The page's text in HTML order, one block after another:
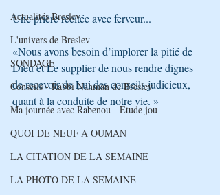
Actualités Breslev
L'univers de Breslev
SONDAGE
Conseils - Rabbi Nahman de Breslev
Ma journée avec Rabenou - Etude jou
QUOI DE NEUF A OUMAN
LA CITATION DE LA SEMAINE
LA PHOTO DE LA SEMAINE
Une prière récitée avec ferveur...
«Nous avons besoin d’implorer la pitié de
Dieu et Le supplier de nous rendre dignes
de recevoir de Lui des conseils judicieux,
quant à la conduite de notre vie. »